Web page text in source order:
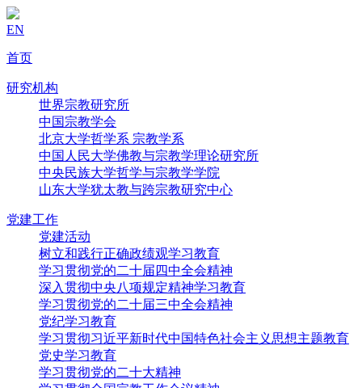
EN
首页
研究机构
世界宗教研究所
中国宗教学会
北京大学哲学系 宗教学系
中国人民大学佛教与宗教学理论研究所
中央民族大学哲学与宗教学学院
山东大学犹太教与跨宗教研究中心
党建工作
党建活动
树立和践行正确政绩观学习教育
学习贯彻党的二十届四中全会精神
深入贯彻中央八项规定精神学习教育
学习贯彻党的二十届三中全会精神
党纪学习教育
学习贯彻习近平新时代中国特色社会主义思想主题教育
党史学习教育
学习贯彻党的二十大精神